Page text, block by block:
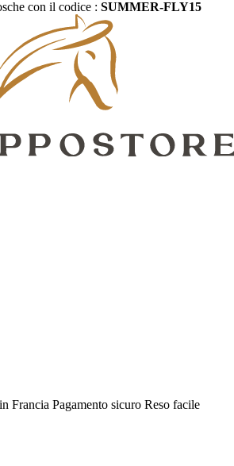
con il codice : SUMMER-FLY15
Francia Pagamento sicuro Reso facile